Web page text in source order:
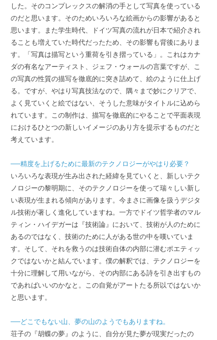
した。そのコンプレックスの解消の手として写真を使っている
のだと思います。そのためいろいろな絵画からの影響があると
思います。また学生時代、ドイツ写真の流れが日本で紹介され
ることも増えていた時代だったため、その影響も背後にありま
す。「写真は描写という重荷を引き摺っている」。これはカナ
ダの有名なアーティスト、ジェフ・ウォールの言葉ですが、こ
の写真の性質の描写を徹底的に突き詰めて、絵のように仕上げ
る。ですが、やはり写真技法なので、隅々まで妙にクリアで、
よく見ていくと絵ではない、そうした意味がタイトルに込めら
れています。この制作は、描写を徹底的にやることで平面表現
におけるひとつの新しいイメージのあり方を提示するものだと
考えています。
──精度を上げるために最新のテクノロジーがやはり必要？
いろいろな表現が生み出された経緯を見ていくと、新しいテク
ノロジーの黎明期に、そのテクノロジーを使って瑞々しい新し
い表現が生まれる傾向があります。今まさに画像を扱うデジタ
ル技術が著しく進化していますね。一方でドイツ哲学者のマル
ティン・ハイデガーは『技術論』において、技術が人のために
あるのではなく、技術のために人がある世の中を嘆いていま
す。そして、それを救うのは技術自体の内部に潜むポエティッ
クではないかと結んでいます。僕の解釈では、テクノロジーを
十分に理解して用いながら、その内部にある詩を引き出すもの
であればいいのかなと。この自覚がアートたる所以ではないか
と思います。
──どこでもない山、夢の山のようでもありますね。
荘子の『胡蝶の夢』のように、自分が見た夢が現実だったの